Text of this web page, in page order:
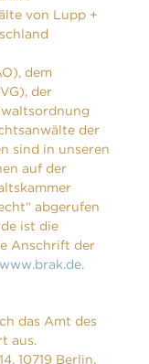
von Lupp +
dem
der
der
sind in unseren
auf der
abgerufen
ist die
Anschrift der
www.brak.de.
das Amt des
aus.
10719 Berlin,